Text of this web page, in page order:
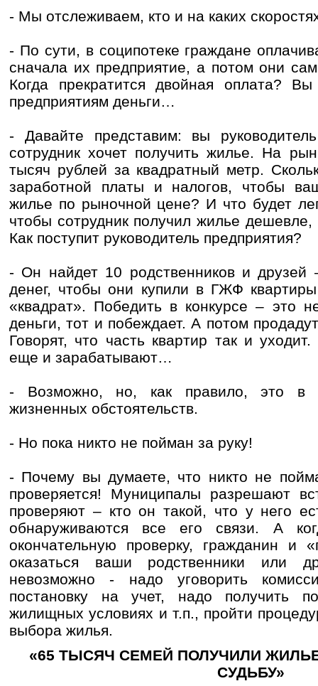
- Мы отслеживаем, кто и на каких
- По сути, в соципотеке граждане
сначала их предприятие, а потом они
Когда прекратится двойная оплата?
предприятиям деньги…
- Давайте представим: вы
сотрудник хочет получить жилье. На
тысяч рублей за квадратный метр.
заработной платы и налогов, чтобы
жилье по рыночной цене? И что будет
чтобы сотрудник получил жилье дешевле,
Как поступит руководитель предприятия?
- Он найдет 10 родственников и друзей
денег, чтобы они купили в ГЖФ
«квадрат». Победить в конкурсе – это
деньги, тот и побеждает. А потом
Говорят, что часть квартир так и
еще и зарабатывают…
- Возможно, но, как правило, это в
жизненных обстоятельств.
- Но пока никто не пойман за руку!
- Почему вы думаете, что никто не
проверяется! Муниципалы разрешают
проверяют – кто он такой, что у него
обнаруживаются все его связи. А
окончательную проверку, гражданин и
оказаться ваши родственники или
невозможно - надо уговорить
постановку на учет, надо получить
жилищных условиях и т.п., пройти
выбора жилья.
«65 ТЫСЯЧ СЕМЕЙ ПОЛУЧИЛИ
СУДЬБУ»